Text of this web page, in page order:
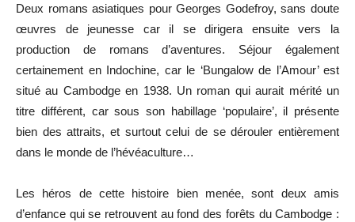
Deux romans asiatiques pour Georges Godefroy, sans doute
œuvres de jeunesse car il se dirigera ensuite vers la
production de romans d’aventures. Séjour également
certainement en Indochine, car le ‘Bungalow de l’Amour’ est
situé au Cambodge en 1938. Un roman qui aurait mérité un
titre différent, car sous son habillage ‘populaire’, il présente
bien des attraits, et surtout celui de se dérouler entièrement
dans le monde de l’hévéaculture…
Les héros de cette histoire bien menée, sont deux amis
d’enfance qui se retrouvent au fond des forêts du Cambodge :